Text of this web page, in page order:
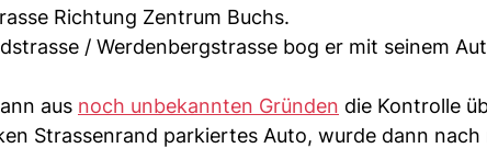
Richtung Zentrum Buchs.
/ Werdenbergstrasse bog er mit seinem
aus noch unbekannten Gründen die Kontrolle
Strassenrand parkiertes Auto, wurde dann